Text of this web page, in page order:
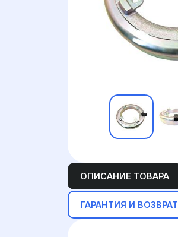
ОПИСАНИЕ ТОВАРА
ГАРАНТИЯ И ВОЗВРАТ